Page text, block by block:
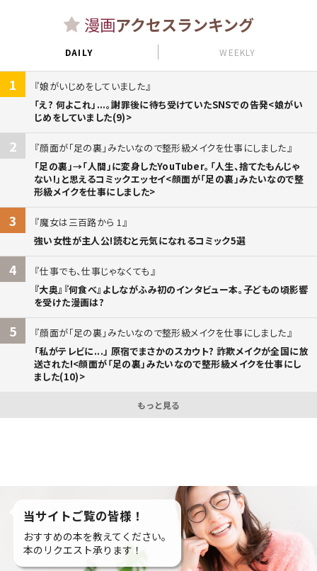
漫画アクセスランキング
DAILY WEEKLY
1
娘がいじめをしていました
「え? 何よこれ」...。謝罪後に待ち受けていたSNSでの告発<娘がい
じめをしていました(9)>
2
顔面が「足の裏」みたいなので整形級メイクを仕事にしました
「足の裏」→「人間」に変身したYouTuber。「人生、捨てたもんじゃ
ない!」と思えるコミックエッセイ<顔面が「足の裏」みたいなので整
形級メイクを仕事にしました>
3
魔女は三百路から 1
強い女性が主人公!読むと元気になれるコミック5選
4
仕事でも、仕事じゃなくても
『大奥』『何食べ』よしながふみ初のインタビュー本。子どもの頃影響
を受けた漫画は?
5
顔面が「足の裏」みたいなので整形級メイクを仕事にしました
「私がテレビに...」 原宿でまさかのスカウト? 詐欺メイクが全国に放
送された!<顔面が「足の裏」みたいなので整形級メイクを仕事にし
ました(10)>
もっと見る
当サイトご覧の皆様！
おすすめの本を教えてください。
本のリクエスト承ります！